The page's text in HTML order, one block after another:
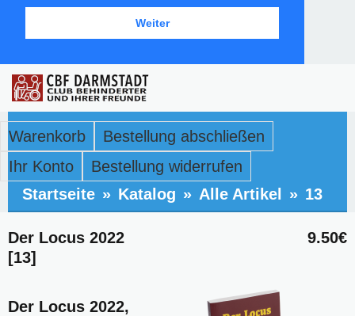
Weiter
Warenkorb
Bestellung abschließen
Ihr Konto
Bestellung widerrufen
Startseite » Katalog » Alle Artikel » 13
9.50€
Der Locus 2022
[13]
Der Locus 2022,